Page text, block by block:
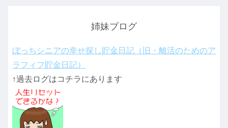
姉妹ブログ
ぼっちシニアの幸せ探し貯金日記（旧・離活のためのア
ラフィフ貯金日記）
↑過去ログはコチラにあります